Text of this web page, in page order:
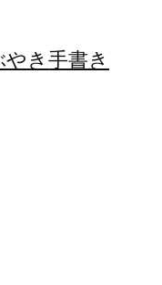
やき手書き